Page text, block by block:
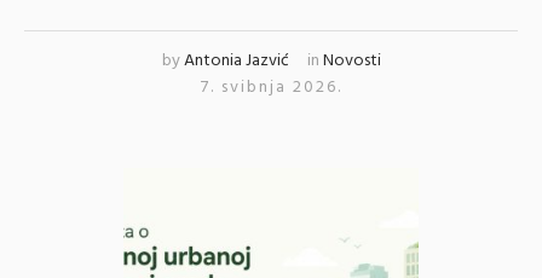
byAntonia Jazvić inNovosti
7. svibnja 2026.